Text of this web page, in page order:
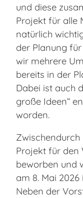
und diese
Projekt für alle
natürlich
der Planung
wir mehrere
bereits in der
Dabei ist auch
große Ideen“
worden.
Projekt für den
beworben und
am 8. Mai
Neben der